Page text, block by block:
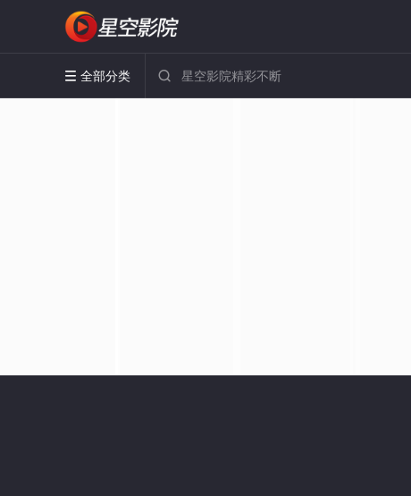
 全部分类 